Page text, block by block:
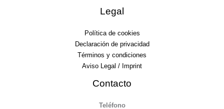
Legal
Política de cookies
Declaración de privacidad
Términos y condiciones
Aviso Legal / Imprint
Contacto
Teléfono